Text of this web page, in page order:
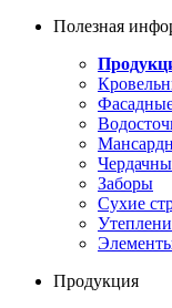
Полезная
Заборы
Сухие
Продукция